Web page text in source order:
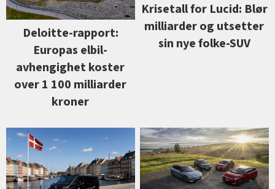
Deloitte-rapport:
Europas elbil-
avhengighet koster
over 1 100 milliarder
kroner
Krisetall for Lucid: Blør
milliarder og utsetter
sin nye folke-SUV